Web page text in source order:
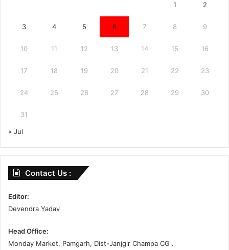
1 2
3 4 5 6 7 8 9
10 11 12 13 14 15 16
17 18 19 20 21 22 23
24 25 26 27 28 29 30
31
« Jul
Contact Us :
Editor:
Devendra Yadav
Head Office:
Monday Market, Pamgarh, Dist-Janjgir Champa CG .